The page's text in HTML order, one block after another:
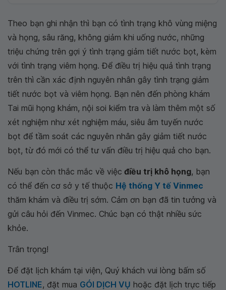
Theo bạn ghi nhận thì bạn có tình trạng khô vùng miệng
và họng, sâu răng, không giảm khi uống nước, những
triệu chứng trên gợi ý tình trạng giảm tiết nước bọt, kèm
với tình trạng viêm họng. Để điều trị hiệu quả tình trạng
trên thì cần xác định nguyên nhân gây tình trạng giảm
tiết nước bọt và viêm họng. Bạn nên đến phòng khám
Tai mũi họng khám, nội soi kiểm tra và làm thêm một số
xét nghiệm như xét nghiệm máu, siêu âm tuyến nước
bọt để tầm soát các nguyên nhân gây giảm tiết nước
bọt, từ đó mới có thể tư vấn điều trị hiệu quả cho bạn.
Nếu bạn còn thắc mắc về việc điều trị khô họng, bạn
có thể đến cơ sở y tế thuộc Hệ thống Y tế Vinmec
thăm khám và điều trị sớm. Cảm ơn bạn đã tin tưởng và
gửi câu hỏi đến Vinmec. Chúc bạn có thật nhiều sức
khỏe.
Trân trọng!
Để đặt lịch khám tại viện, Quý khách vui lòng bấm số
HOTLINE, đặt mua GÓI DỊCH VỤ hoặc đặt lịch trực tiếp